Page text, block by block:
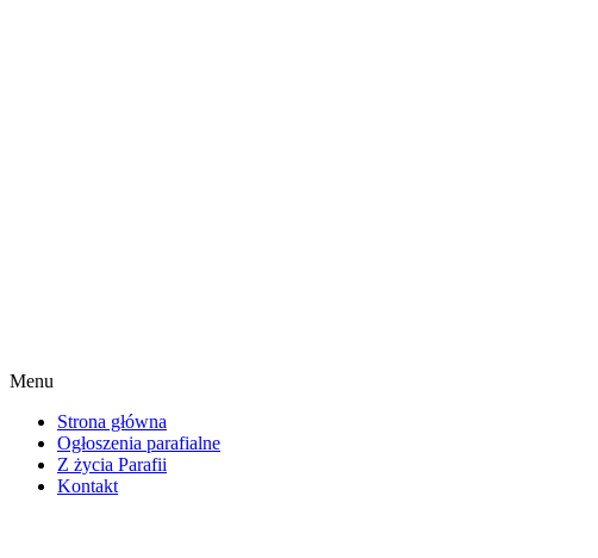
Menu
Strona główna
Ogłoszenia parafialne
Z życia Parafii
Kontakt